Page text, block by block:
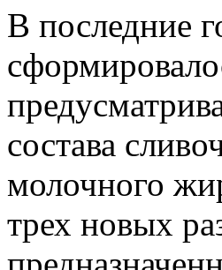
В последние
состава
молочного
трех новых